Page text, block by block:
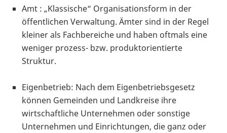
Amt : „Klassische“ Organisationsform in der
öffentlichen Verwaltung. Ämter sind in der Regel
kleiner als Fachbereiche und haben oftmals eine
weniger prozess- bzw. produktorientierte
Struktur.
Eigenbetrieb: Nach dem Eigenbetriebsgesetz
können Gemeinden und Landkreise ihre
wirtschaftliche Unternehmen oder sonstige
Unternehmen und Einrichtungen, die ganz oder